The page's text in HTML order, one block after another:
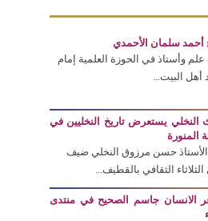
أحمد سلمان الأحمدي
وأستاذ في الحوزة العلمية إمام
البيت...
النخلي يستعرض تاريخ النخليين في
المنورة
الأستاذ حسن مرزوق النخلي ضيف
الثقافي بالقطيف...
الانسان جاسم الصحيح في منتدى